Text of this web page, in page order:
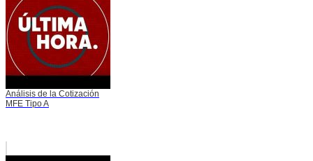
Análisis de la Cotización
MFE Tipo A